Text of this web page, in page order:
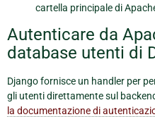
cartella principale di
Autenticare da
database utenti di
Django fornisce un handler per
gli utenti direttamente sul
la documentazione di